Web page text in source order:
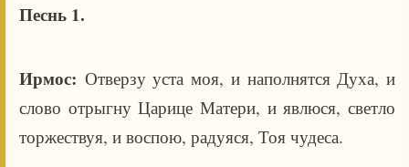
Песнь 1.
Ирмос: Отверзу уста моя, и наполнятся Духа, и
слово отрыгну Царице Матери, и явлюся, светло
торжествуя, и воспою, радуяся, Тоя чудеса.